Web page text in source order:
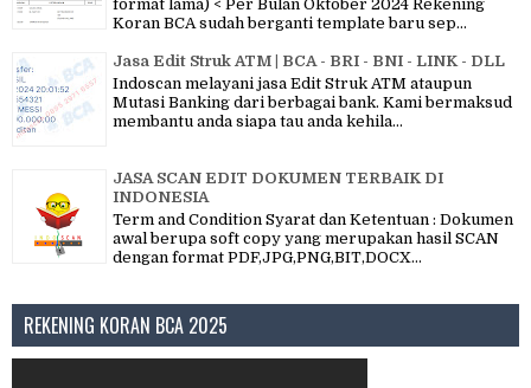
format lama) < Per Bulan Oktober 2024 Rekening
Koran BCA sudah berganti template baru sep...
Jasa Edit Struk ATM | BCA - BRI - BNI - LINK - DLL
Indoscan melayani jasa Edit Struk ATM ataupun
Mutasi Banking dari berbagai bank. Kami bermaksud
membantu anda siapa tau anda kehila...
JASA SCAN EDIT DOKUMEN TERBAIK DI
INDONESIA
Term and Condition Syarat dan Ketentuan : Dokumen
awal berupa soft copy yang merupakan hasil SCAN
dengan format PDF,JPG,PNG,BIT,DOCX...
REKENING KORAN BCA 2025